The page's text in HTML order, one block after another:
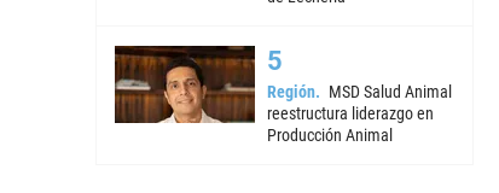
Región
MSD Salud Animal
reestructura liderazgo en
Producción Animal